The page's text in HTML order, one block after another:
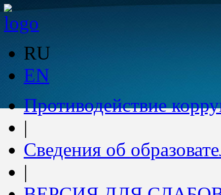
RU
EN
Противодействие
|
Сведения об
|